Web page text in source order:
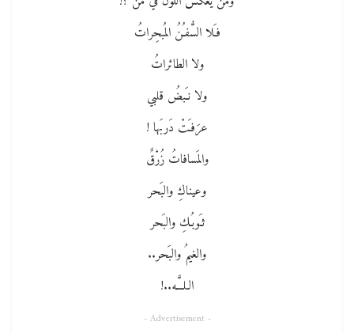
فـَلا السُّفـُنُ المُبحِراتُ
ولا الطائراتُ
ولا نـَبضُ قلبي
عرَفـَتْ دَربَها !
والمَسافاتُ زُرْقٌ
وعيناكِ والبَحر
ثـَوبُـكِ والبَحر
والغيمُ والبَحر..
الـلــَّـه..!
- Advertisement -